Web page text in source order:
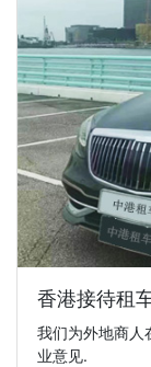
香港接待租
我们为外地商人
业意见.